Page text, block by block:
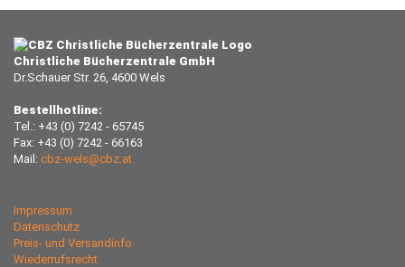
Christliche Bücherzentrale GmbH
Dr.Schauer Str. 26, 4600 Wels
Bestellhotline:
Tel.: +43 (0) 7242 - 65745
Fax: +43 (0) 7242 - 66163
Mail: cbz-wels@cbz.at
Impressum
Datenschutz
Preis- und Versandinfo
Wiederrufsrecht